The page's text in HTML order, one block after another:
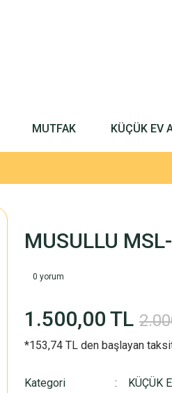
MUTFAK KÜÇÜK EV
MUSULLU
0 yorum
1.500,00 TL
*153,74 TL den başlayan
Kategori
KÜÇÜK